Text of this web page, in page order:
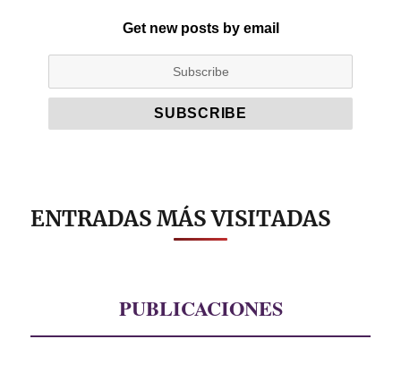
Get new posts by email
ENTRADAS MÁS VISITADAS
PUBLICACIONES